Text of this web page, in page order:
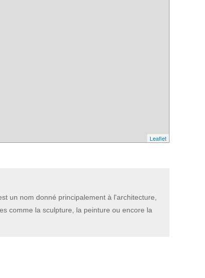
Leaflet
un nom donné principalement à l'architecture,
comme la sculpture, la peinture ou encore la